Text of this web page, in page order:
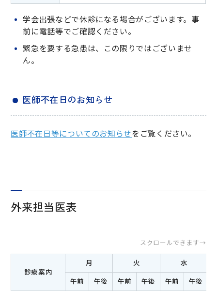
学会出張などで休診になる場合がございます。事
前に電話等でご確認ください。
緊急を要する急患は、この限りではございませ
ん。
医師不在日のお知らせ
医師不在日等についてのお知らせをご覧ください。
外来担当医表
スクロールできます→
診療案内
月 火
水
午前
午後 午前 午後 午前 午後